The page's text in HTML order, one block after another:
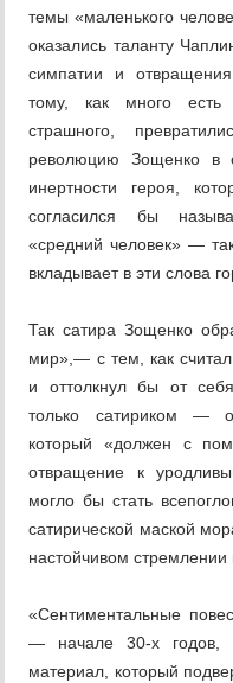
темы «маленького
оказались таланту
симпатии и отвращения
тому, как много
страшного,
революцию Зощенко в
инертности героя,
согласился бы
«средний человек» —
вкладывает в эти слова
Так сатира Зощенко
мир»,— с тем, как
и оттолкнул бы от
только сатириком —
который «должен с
отвращение к
могло бы стать
сатирической маской
настойчивом
«Сентиментальные
— начале 30-х годов,
материал, который